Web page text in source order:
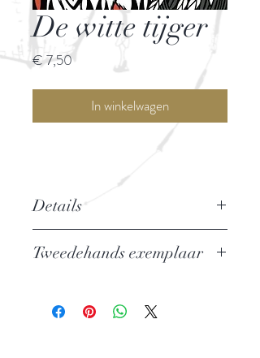
De witte tijger
€ 7,50Prijs
In winkelwagen
Details
Uitgever: De Bezige Bij
Bindwijze: Paperback
Tweedehands exemplaar
vouw in rug